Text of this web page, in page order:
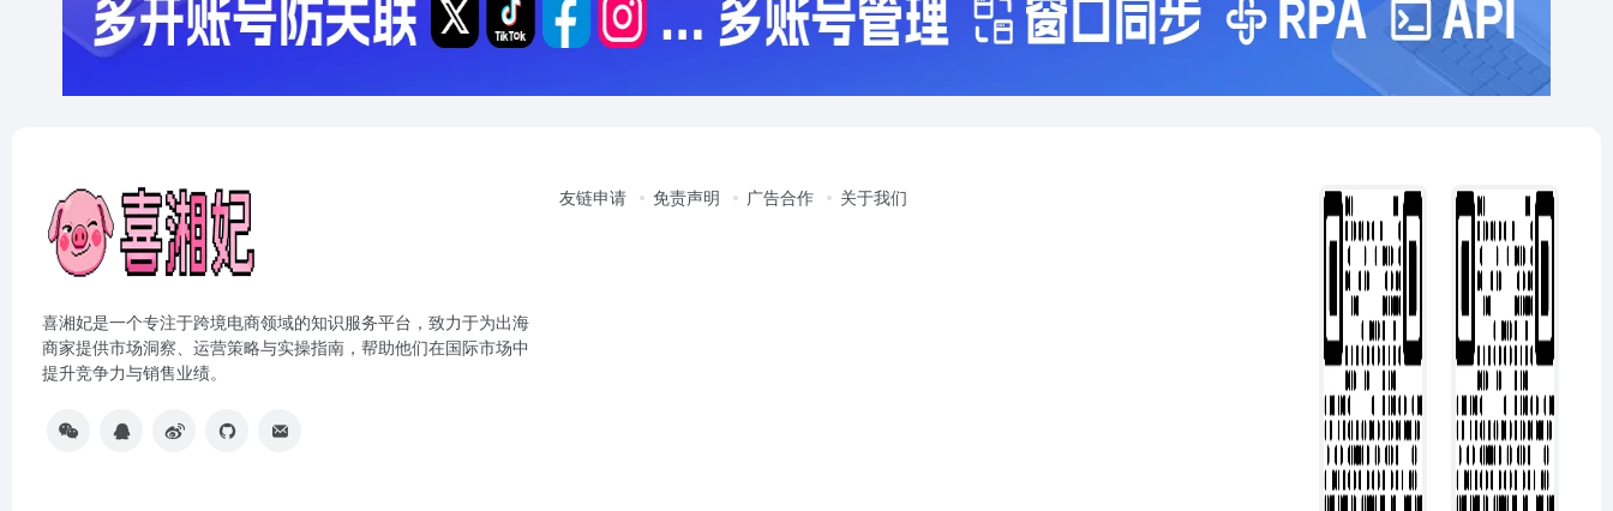
喜湘妃是一个专注于跨境电商领域的知识服务平台，致力于为出海
商家提供市场洞察、运营策略与实操指南，帮助他们在国际市场中
提升竞争力与销售业绩。
友链申请 免责声明 广告合作 关于我们